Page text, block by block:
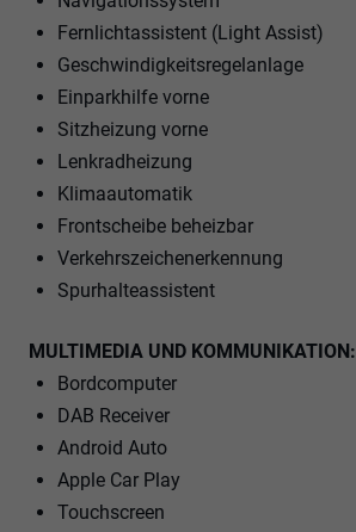
Fernlichtassistent (Light Assist)
Geschwindigkeitsregelanlage
Einparkhilfe vorne
Sitzheizung vorne
Lenkradheizung
Klimaautomatik
Frontscheibe beheizbar
Verkehrszeichenerkennung
Spurhalteassistent
MULTIMEDIA UND KOMMUNIKATION:
Bordcomputer
DAB Receiver
Android Auto
Apple Car Play
Touchscreen